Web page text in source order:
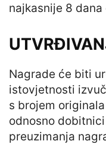
najkasnije 8
Nagrade će biti
istovjetnosti
s brojem
odnosno
preuzimanja